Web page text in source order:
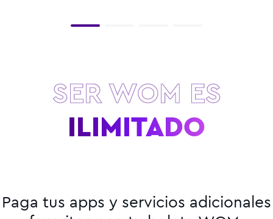
SER WOM ES
VELOCIDAD
Paga tus apps y servicios adicionales